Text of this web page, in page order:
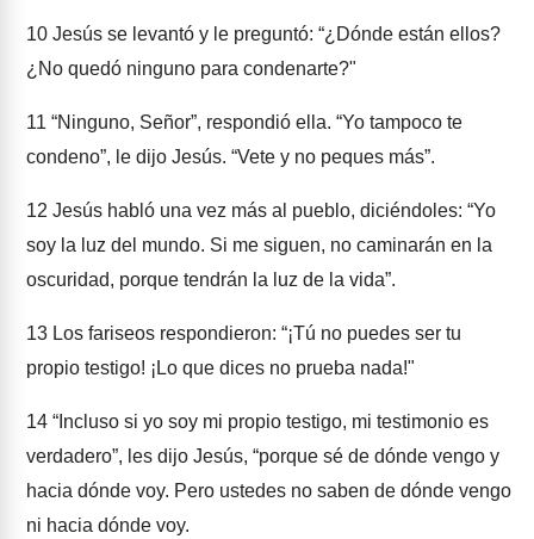
10 Jesús se levantó y le preguntó: “¿Dónde están ellos?
¿No quedó ninguno para condenarte?"
11 “Ninguno, Señor”, respondió ella. “Yo tampoco te
condeno”, le dijo Jesús. “Vete y no peques más”.
12 Jesús habló una vez más al pueblo, diciéndoles: “Yo
soy la luz del mundo. Si me siguen, no caminarán en la
oscuridad, porque tendrán la luz de la vida”.
13 Los fariseos respondieron: “¡Tú no puedes ser tu
propio testigo! ¡Lo que dices no prueba nada!"
14 “Incluso si yo soy mi propio testigo, mi testimonio es
verdadero”, les dijo Jesús, “porque sé de dónde vengo y
hacia dónde voy. Pero ustedes no saben de dónde vengo
ni hacia dónde voy.